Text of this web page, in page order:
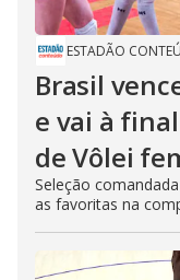
ESTADÃO
Brasil
e vai à
de Vôlei
Seleção
as favoritas na